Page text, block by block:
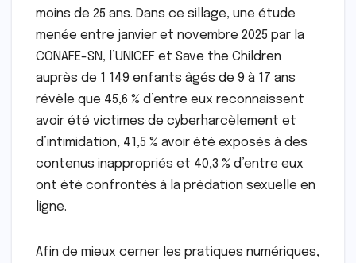
moins de 25 ans. Dans ce sillage, une étude
menée entre janvier et novembre 2025 par la
CONAFE-SN, l’UNICEF et Save the Children
auprès de 1 149 enfants âgés de 9 à 17 ans
révèle que 45,6 % d’entre eux reconnaissent
avoir été victimes de cyberharcèlement et
d’intimidation, 41,5 % avoir été exposés à des
contenus inappropriés et 40,3 % d’entre eux
ont été confrontés à la prédation sexuelle en
ligne.
Afin de mieux cerner les pratiques numériques,